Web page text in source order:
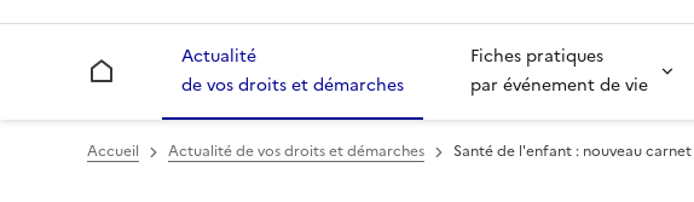
Accueil
Actualité
de vos droits et démarches
Fiches pratiques
par événement de vie
Accueil Actualité de vos droits et démarches Santé de l'enfant : nouveau